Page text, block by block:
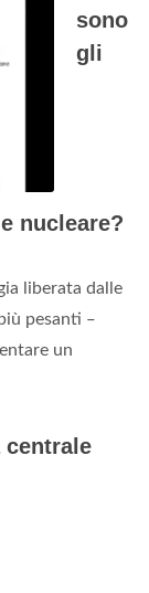
sono
gli
nucleare?
liberata dalle
pesanti ‒
un
centrale